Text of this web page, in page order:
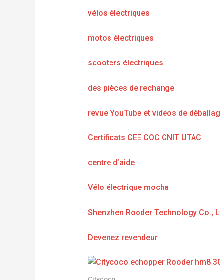
vélos électriques
motos électriques
scooters électriques
des pièces de rechange
revue YouTube et vidéos de
Certificats CEE COC CNIT UTAC
centre d’aide
Vélo électrique mocha
Shenzhen Rooder Technology Co.,
Devenez revendeur